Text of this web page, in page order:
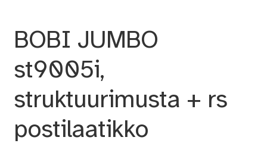
BOBI JUMBO
st9005i,
struktuurimusta + rs
postilaatikko